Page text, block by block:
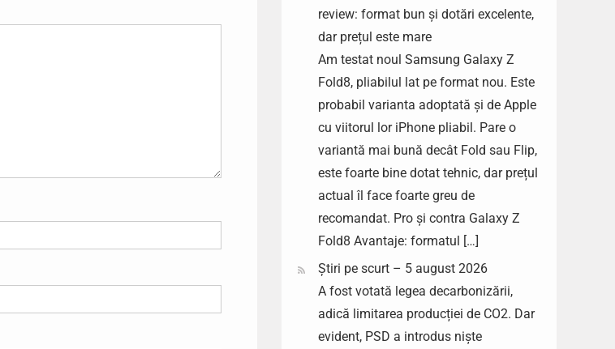
review: format bun și dotări excelente,
dar prețul este mare
Am testat noul Samsung Galaxy Z
Fold8, pliabilul lat pe format nou. Este
probabil varianta adoptată și de Apple
cu viitorul lor iPhone pliabil. Pare o
variantă mai bună decât Fold sau Flip,
este foarte bine dotat tehnic, dar prețul
actual îl face foarte greu de
recomandat. Pro și contra Galaxy Z
Fold8 Avantaje: formatul […]
Știri pe scurt – 5 august 2026
A fost votată legea decarbonizării,
adică limitarea producției de CO2. Dar
evident, PSD a introdus niște